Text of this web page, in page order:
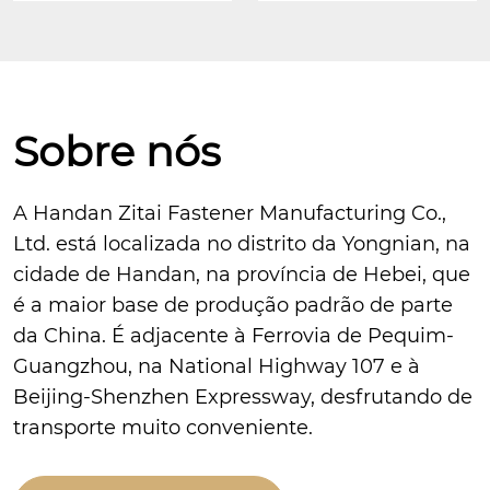
Sobre nós
A Handan Zitai Fastener Manufacturing Co.,
Ltd. está localizada no distrito da Yongnian, na
cidade de Handan, na província de Hebei, que
é a maior base de produção padrão de parte
da China. É adjacente à Ferrovia de Pequim-
Guangzhou, na National Highway 107 e à
Beijing-Shenzhen Expressway, desfrutando de
transporte muito conveniente.